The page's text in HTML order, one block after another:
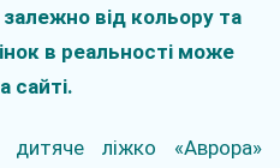
від кольору та
в реальності може
сайті.
дитяче ліжко «Аврора»